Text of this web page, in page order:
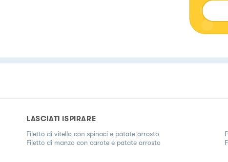
LASCIATI ISPIRARE
Filetto di vitello con spinaci e patate arrosto
Filetto di manzo con carote e patate arrosto